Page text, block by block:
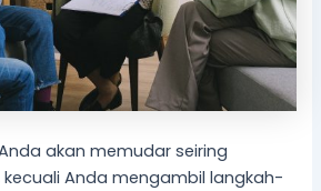
akan memudar seiring
Anda mengambil langkah-